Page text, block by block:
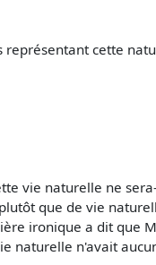
représentant cette
vie naturelle ne
que de vie
ironique a dit que
naturelle n'avait